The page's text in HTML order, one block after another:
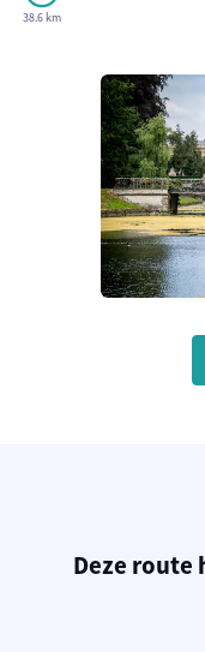
38.6 km
Deze route